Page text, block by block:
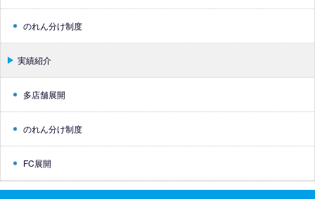
のれん分け制度
実績紹介
多店舗展開
のれん分け制度
FC展開